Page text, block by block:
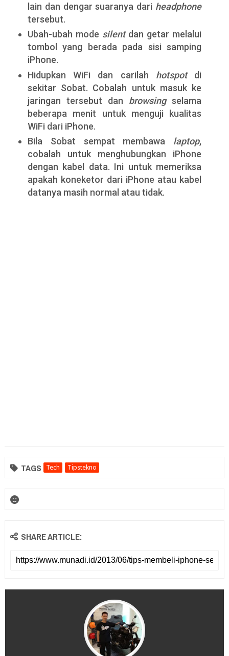
lain dan dengar suaranya dari headphone
tersebut.
Ubah-ubah mode silent dan getar melalui
tombol yang berada pada sisi samping
iPhone.
Hidupkan WiFi dan carilah hotspot di
sekitar Sobat. Cobalah untuk masuk ke
jaringan tersebut dan browsingselama
beberapa menit untuk menguji kualitas
WiFi dari iPhone.
Bila Sobat sempat membawa laptop,
cobalah untuk menghubungkan iPhone
dengan kabel data. Ini untuk memeriksa
apakah koneketor dari iPhone atau kabel
datanya masih normal atau tidak.
TAGS Tech Tipstekno
SHARE ARTICLE: